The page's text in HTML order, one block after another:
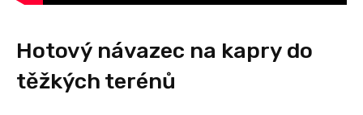
Hotový návazec na kapry do
těžkých terénů